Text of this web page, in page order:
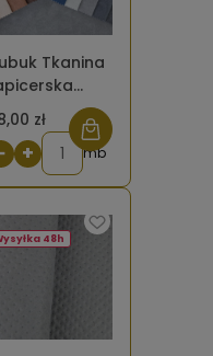
Tkanina
zł
+ mb
48h